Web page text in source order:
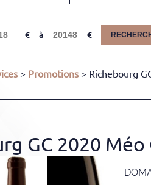
à
> Promotions > Richebourg
GC 2020